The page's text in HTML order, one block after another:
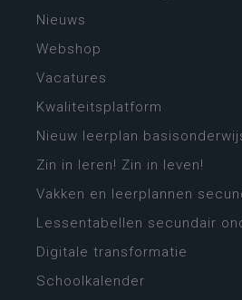
Nieuws
Webshop
Vacatures
Kwaliteitsplatform
Nieuw leerplan
Zin in leren! Zin in leven!
Vakken en leerplannen
Lessentabellen secundair
Digitale transformatie
Schoolkalender